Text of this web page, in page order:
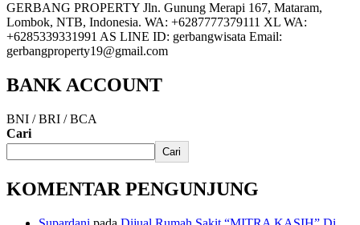
GERBANG PROPERTY Jln. Gunung Merapi 167, Mataram,
Lombok, NTB, Indonesia. WA: +6287777379111 XL WA:
+6285339331991 AS LINE ID: gerbangwisata Email:
gerbangproperty19@gmail.com
BANK ACCOUNT
BNI / BRI / BCA
Cari
Cari
KOMENTAR PENGUNJUNG